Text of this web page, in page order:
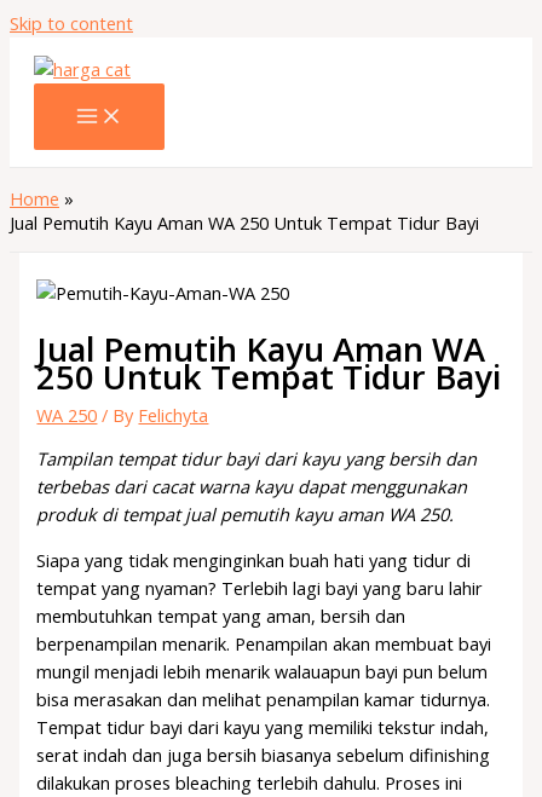
Skip to content
Home
Jual Pemutih Kayu Aman WA 250 Untuk Tempat Tidur Bayi
Jual Pemutih Kayu Aman WA
250 Untuk Tempat Tidur Bayi
WA 250 / By Felichyta
Tampilan tempat tidur bayi dari kayu yang bersih dan
terbebas dari cacat warna kayu dapat menggunakan
produk di tempat jual pemutih kayu aman WA 250.
Siapa yang tidak menginginkan buah hati yang tidur di
tempat yang nyaman? Terlebih lagi bayi yang baru lahir
membutuhkan tempat yang aman, bersih dan
berpenampilan menarik. Penampilan akan membuat bayi
mungil menjadi lebih menarik walauapun bayi pun belum
bisa merasakan dan melihat penampilan kamar tidurnya.
Tempat tidur bayi dari kayu yang memiliki tekstur indah,
serat indah dan juga bersih biasanya sebelum difinishing
dilakukan proses bleaching terlebih dahulu. Proses ini